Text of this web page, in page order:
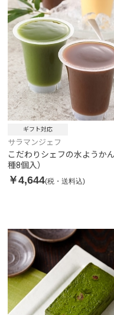
ギフト対応
サラマンジェフ
こだわりシェフの水ようか
種8個入）
￥4,644(税・送料込)